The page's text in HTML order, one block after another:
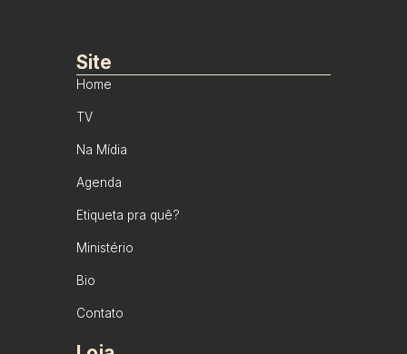
Site
Home
TV
Na Mídia
Agenda
Etiqueta pra quê?
Ministério
Bio
Contato